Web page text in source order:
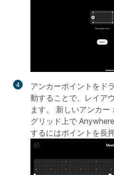
4
アンカーポイントをド
動することで、レイア
ます。 新しいアンカ
グリッド上で
するにはポイントを長